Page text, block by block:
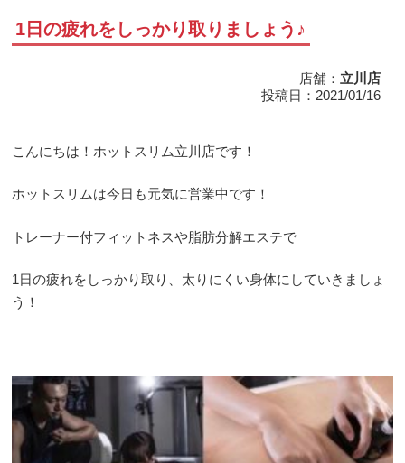
1日の疲れをしっかり取りましょう♪
店舗： 立川店
投稿日：2021/01/16
こんにちは！ホットスリム立川店です！
ホットスリムは今日も元気に営業中です！
トレーナー付フィットネスや脂肪分解エステで
1日の疲れをしっかり取り、太りにくい身体にしていきましょ
う！